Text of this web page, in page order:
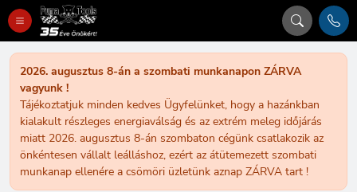
2026. augusztus 8-án a szombati munkanapon ZÁRVA
vagyunk !
Tájékoztatjuk minden kedves Ügyfelünket, hogy a hazánkban
kialakult részleges energiaválság és az extrém meleg időjárás
miatt 2026. augusztus 8-án szombaton cégünk csatlakozik az
önkéntesen vállalt leálláshoz, ezért az átütemezett szombati
munkanap ellenére a csömöri üzletünk aznap ZÁRVA tart !